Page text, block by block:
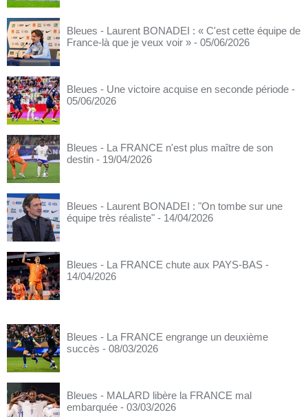
Bleues - Laurent BONADEI : « C'est cette équipe de
France-là que je veux voir » - 05/06/2026
Bleues - Une victoire acquise en seconde période -
05/06/2026
Bleues - La FRANCE n'est plus maître de son
destin - 19/04/2026
Bleues - Laurent BONADEI : "On tombe sur une
équipe très réaliste" - 14/04/2026
Bleues - La FRANCE chute aux PAYS-BAS -
14/04/2026
Bleues - La FRANCE engrange un deuxième
succès - 08/03/2026
Bleues - MALARD libère la FRANCE mal
embarquée - 03/03/2026